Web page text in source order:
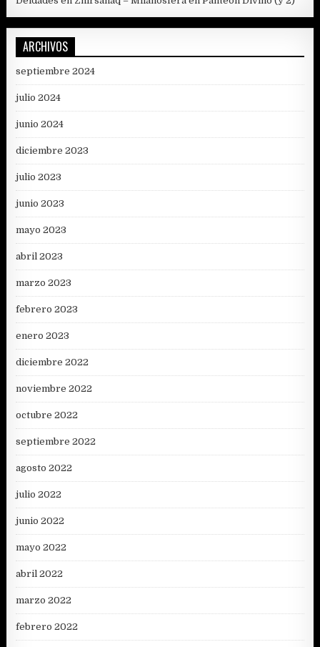
ARCHIVOS
septiembre 2024
julio 2024
junio 2024
diciembre 2023
julio 2023
junio 2023
mayo 2023
abril 2023
marzo 2023
febrero 2023
enero 2023
diciembre 2022
noviembre 2022
octubre 2022
septiembre 2022
agosto 2022
julio 2022
junio 2022
mayo 2022
abril 2022
marzo 2022
febrero 2022